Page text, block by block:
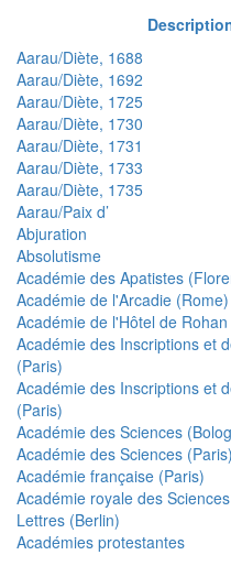
Aarau/Diète, 1688
Aarau/Diète, 1692
Aarau/Diète, 1725
Aarau/Diète, 1730
Aarau/Diète, 1731
Aarau/Diète, 1733
Aarau/Diète, 1735
Aarau/Paix d’
Abjuration
Absolutisme
Académie des Apatistes
Académie de l'Arcadie (Rome)
Académie de l'Hôtel de
Académie des Inscriptions et
(Paris)
Académie des Inscriptions et
(Paris)
Académie des Sciences
Académie des Sciences (Paris)
Académie française (Paris)
Académie royale des
Lettres (Berlin)
Académies protestantes